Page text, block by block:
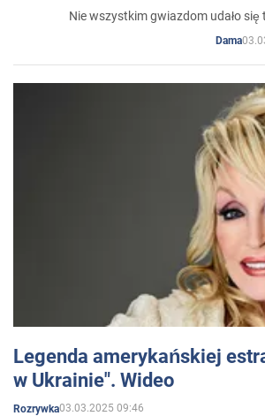
Nie wszystkim gwiazdom udało
Dama
Legenda amerykańskiej
w Ukrainie". Wideo
Rozrywka03.03.2025 09:46